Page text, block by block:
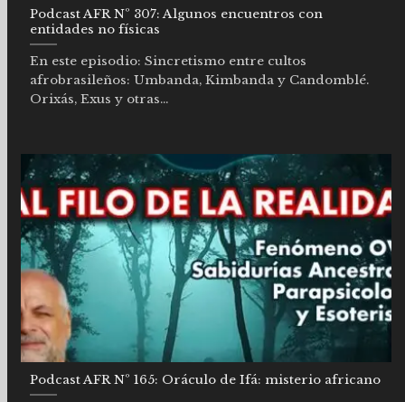
Podcast AFR Nº 307: Algunos encuentros con
entidades no físicas
En este episodio: Sincretismo entre cultos
afrobrasileños: Umbanda, Kimbanda y Candomblé.
Orixás, Exus y otras...
Podcast AFR Nº 165: Oráculo de Ifá: misterio africano